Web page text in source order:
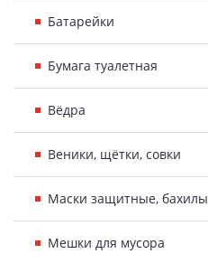
Батарейки
Бумага туалетная
Вёдра
Веники, щётки, совки
Маски защитные, бахилы
Мешки для мусора